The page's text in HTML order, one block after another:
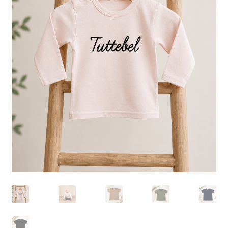
Uitverkoop
Klantenservice
Contact